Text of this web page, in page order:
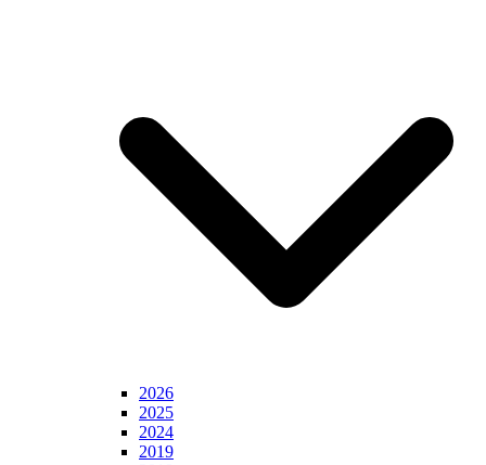
2026
2025
2024
2019